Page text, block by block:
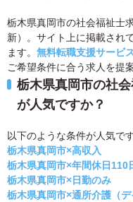
栃木県真岡市の社会福祉士
新）。サイト上に掲載され
ます。 無料転職支援サービ
ご希望条件に合う求人を提
栃木県真岡市の社
が人気ですか？
以下のような条件が人気です
栃木県真岡市×高収入
栃木県真岡市×年間休日110
栃木県真岡市×日勤のみ
栃木県真岡市×通所介護（デ